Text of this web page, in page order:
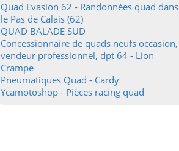
Quad Evasion 62 - Randonnées quad dans
le Pas de Calais (62)
QUAD BALADE SUD
Concessionnaire de quads neufs occasion,
vendeur professionnel, dpt 64 - Lion
Crampe
Pneumatiques Quad - Cardy
Ycamotoshop - Pièces racing quad